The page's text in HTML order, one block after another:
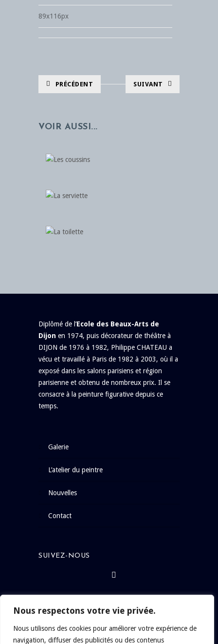
Nous respectons votre vie privée.
Nous utilisons des cookies pour améliorer votre expérience de
navigation, diffuser des publicités ou des contenus
89x116px
PRÉCÉDENT SUIVANT
VOIR AUSSI...
Diplômé de l’Ecole des Beaux-Arts de
Dijon en 1974, puis décorateur de théâtre à
DIJON de 1976 à 1982, Philippe CHATEAU a
vécu et travaillé à Paris de 1982 à 2003, où il a
exposé dans les salons parisiens et région
parisienne et obtenu de nombreux prix. Il se
consacre à la peinture figurative depuis ce
temps.
galerie
l’atelier du peintre
nouvelles
contact
SUIVEZ-NOUS